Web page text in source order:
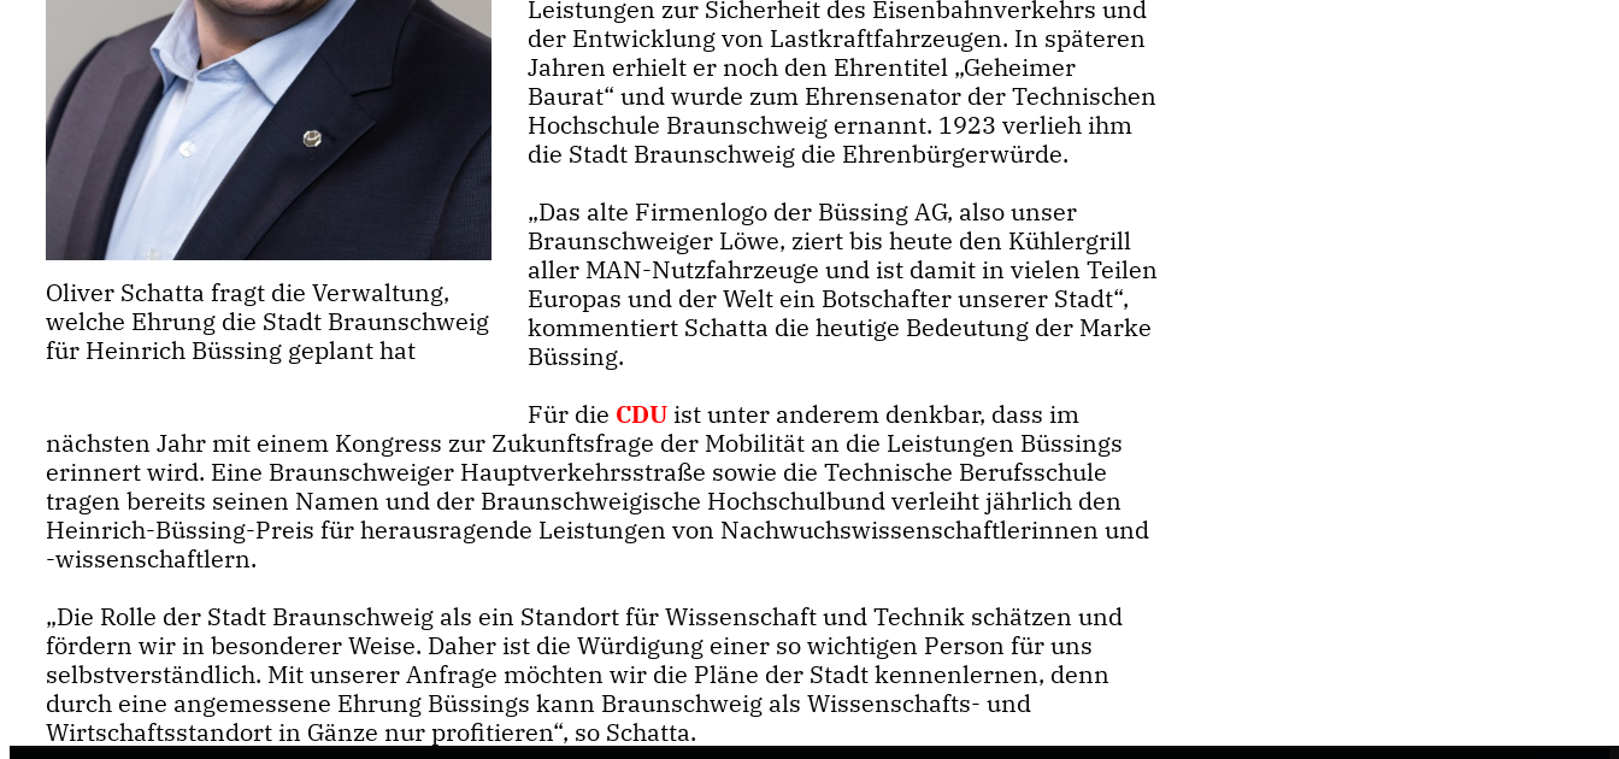
Oliver Schatta fragt die Verwaltung,
welche Ehrung die Stadt Braunschweig
für Heinrich Büssing geplant hat
Leistungen zur Sicherheit des Eisenbahnverkehrs und
der Entwicklung von Lastkraftfahrzeugen. In späteren
Jahren erhielt er noch den Ehrentitel „Geheimer
Baurat“ und wurde zum Ehrensenator der Technischen
Hochschule Braunschweig ernannt. 1923 verlieh ihm
die Stadt Braunschweig die Ehrenbürgerwürde.
Das alte Firmenlogo der Büssing AG, also unser
Braunschweiger Löwe, ziert bis heute den Kühlergrill
aller MAN-Nutzfahrzeuge und ist damit in vielen Teilen
Europas und der Welt ein Botschafter unserer Stadt“,
kommentiert Schatta die heutige Bedeutung der Marke
Büssing.
Für die CDU ist unter anderem denkbar, dass im
nächsten Jahr mit einem Kongress zur Zukunftsfrage der Mobilität an die Leistungen Büssings
erinnert wird. Eine Braunschweiger Hauptverkehrsstraße sowie die Technische Berufsschule
tragen bereits seinen Namen und der Braunschweigische Hochschulbund verleiht jährlich den
Heinrich-Büssing-Preis für herausragende Leistungen von Nachwuchswissenschaftlerinnen und
-wissenschaftlern.
Die Rolle der Stadt Braunschweig als ein Standort für Wissenschaft und Technik schätzen und
fördern wir in besonderer Weise. Daher ist die Würdigung einer so wichtigen Person für uns
selbstverständlich. Mit unserer Anfrage möchten wir die Pläne der Stadt kennenlernen, denn
durch eine angemessene Ehrung Büssings kann Braunschweig als Wissenschafts- und
Wirtschaftsstandort in Gänze nur profitieren“, so Schatta.